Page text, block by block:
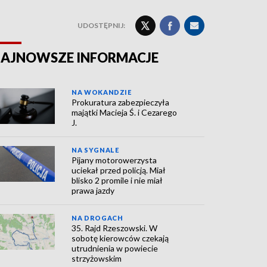
UDOSTĘPNIJ:
INFORMACJE
NA WOKANDZIE
Prokuratura zabezpieczyła
majątki Macieja Ś. i Cezarego
J.
NA SYGNALE
Pijany motorowerzysta
uciekał przed policją. Miał
blisko 2 promile i nie miał
prawa jazdy
NA DROGACH
35. Rajd Rzeszowski. W
sobotę kierowców czekają
utrudnienia w powiecie
strzyżowskim